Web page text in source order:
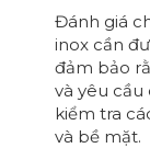
Đánh giá
inox cần
đảm bảo
và yêu cầu
kiểm tra
và bề mặt.